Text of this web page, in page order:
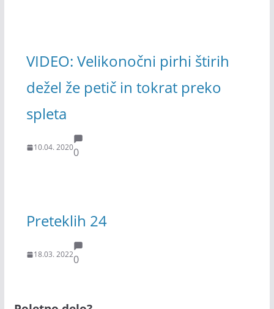
VIDEO: Velikonočni pirhi štirih
dežel že petič in tokrat preko
spleta
10.04. 20200
Preteklih 24
18.03. 20220